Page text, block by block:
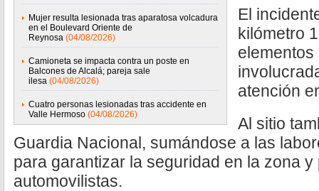
Mujer resulta lesionada tras aparatosa volcadura
en el Boulevard Oriente de
Reynosa (04/08/2026)
Camioneta se impacta contra un poste en
Balcones de Alcalá; pareja sale
ilesa (04/08/2026)
Cuatro personas lesionadas tras accidente en
Valle Hermoso (04/08/2026)
El
kilómetro
atención
Al sitio
Guardia Nacional, sumándose a las
para garantizar la seguridad en la zona
automovilistas.